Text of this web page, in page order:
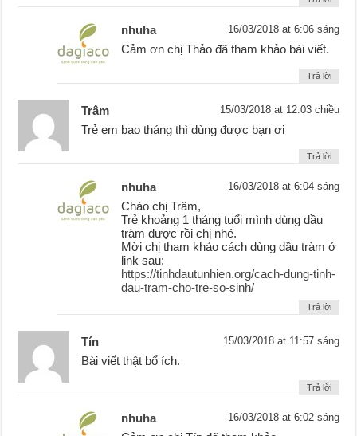
nhuha 16/03/2018 at 6:06 sáng
Cảm ơn chị Thảo đã tham khảo bài viết.
Trả lời
Trâm 15/03/2018 at 12:03 chiều
Trẻ em bao tháng thì dùng được bạn ơi
Trả lời
nhuha 16/03/2018 at 6:04 sáng
Chào chị Trâm,
Trẻ khoảng 1 tháng tuổi mình dùng dầu
tràm được rồi chị nhé.
Mời chị tham khảo cách dùng dầu tràm ở
link sau:
https://tinhdautunhien.org/cach-dung-tinh-
dau-tram-cho-tre-so-sinh/
Trả lời
Tín 15/03/2018 at 11:57 sáng
Bài viết thật bổ ích.
Trả lời
nhuha 16/03/2018 at 6:02 sáng